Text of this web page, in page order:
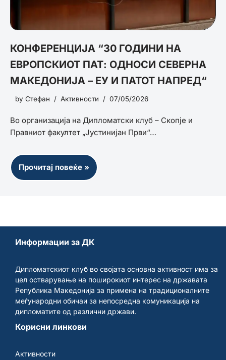
КОНФЕРЕНЦИЈА “30 ГОДИНИ НА
ЕВРОПСКИОТ ПАТ: ОДНОСИ СЕВЕРНА
МАКЕДОНИЈА – ЕУ И ПАТОТ НАПРЕД“
by Стефан Активности 07/05/2026
Во организација на Дипломатски клуб – Скопје и
Правниот факултет „Јустинијан Први“…
Прочитај повеќе »
Информации за ДК
Дипломатскиот клуб во својата основна активност има за
цел остварување на поширокиот интерес на државата
Република Македонија за примена на традиционалните
меѓународни обичаи за непосредна комуникација на
дипломатите од различни држави.
Корисни линкови
Активности